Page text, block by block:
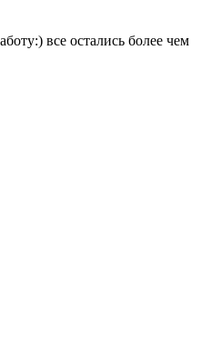
все остались более чем